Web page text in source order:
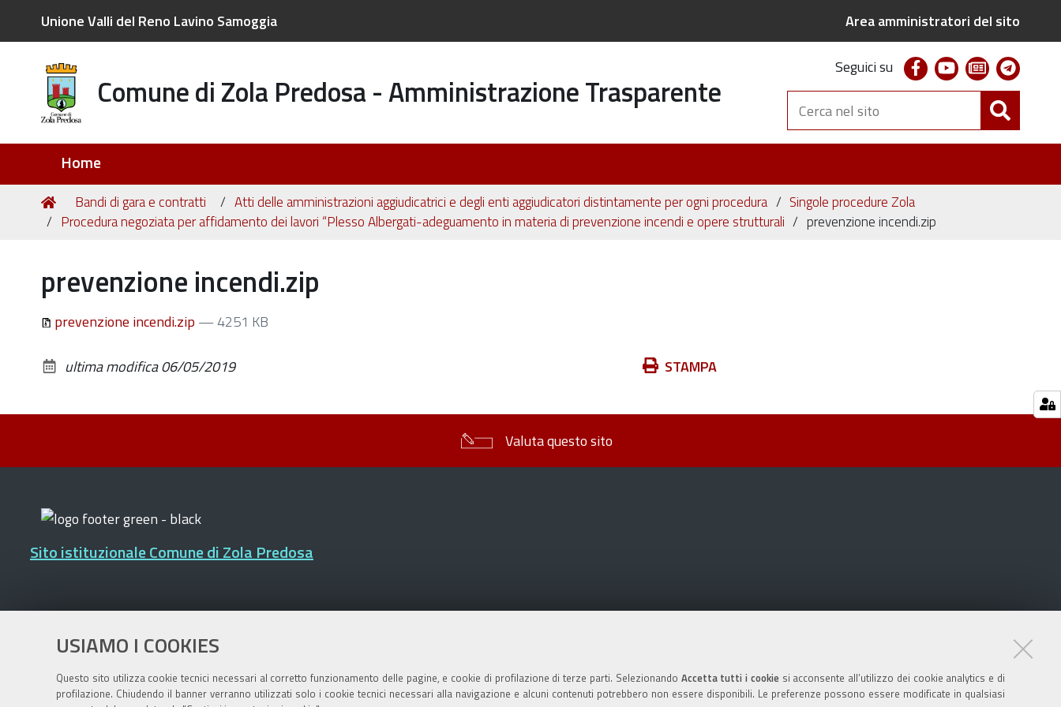
USIAMO I COOKIES
Questo sito utilizza cookie tecnici necessari al corretto funzionamento delle pagine, e cookie di profilazione di terze parti. Selezionando Accetta tutti i cookiesi acconsente all’utilizzo dei cookie analytics e di
profilazione. Chiudendo il banner verranno utilizzati solo i cookie tecnici necessari alla navigazione e alcuni contenuti potrebbero non essere disponibili. Le preferenze possono essere modificate in qualsiasi
Unione Valli del Reno Lavino Samoggia Area amministratori del sito
Comune di Zola Predosa - Amministrazione Trasparente
Seguici su facebookyoutubenewsletter
Cerca
nel
sito
Home
Tu
sei
Home
Bandi di gara e contratti Atti delle amministrazioni aggiudicatrici e degli enti aggiudicatori distintamente per ogni procedura
Singole procedure Zola
Procedura negoziata per affidamento dei lavori “Plesso Albergati-adeguamento in materia di prevenzione incendi e opere strutturali
prevenzione incendi.zip
prevenzione incendi.zip
prevenzione incendi.zip — 4251 KB
Azioni STAMPA
ultima modifica06/05/2019
Valuta questo sito
Sito istituzionale Comune di Zola Predosa